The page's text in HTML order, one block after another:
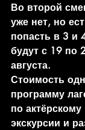
Во второй
уже нет, но
попасть в 3 и
будут с 19 по
августа.
Стоимость
программу
по
экскурсии и